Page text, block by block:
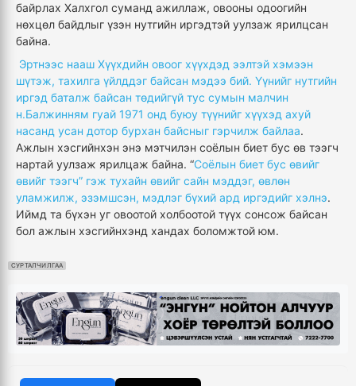
байрлах Халхгол суманд ажиллаж, овооны одоогийн
нөхцөл байдлыг үзэн нутгийн иргэдтэй уулзаж ярилцсан
байна.
Эртнээс нааш Хүүхдийн овоог хүүхдэд ээлтэй хэмээн
шүтэж, тахилга үйлддэг байсан мэдээ бий. Үүнийг нутгийн
иргэд баталж байсан төдийгүй тус сумын малчин
н.Балжинням гуай 1971 онд буюу түүнийг хүүхэд ахуй
насанд усан дотор бурхан байсныг гэрчилж байлаа.
Ажлын хэсгийнхэн энэ мэтчилэн соёлын биет бус өв тээгч
нартай уулзаж ярилцаж байна. “Соёлын биет бус өвийг
өвийг тээгч” гэж тухайн өвийг сайн мэддэг, өвлөн
уламжилж, эзэмшсэн, мэдлэг бүхий ард иргэдийг хэлнэ.
Иймд та бүхэн уг овоотой холбоотой түүх сонсож байсан
бол ажлын хэсгийнхэнд хандах боломжтой юм.
СУРТАЛЧИЛГАА